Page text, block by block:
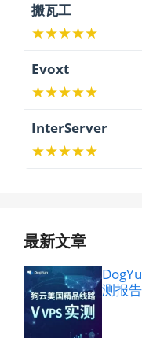
搬瓦工
★★★★★
Evoxt
★★★★★
InterServer
★★★★★
最新文章
测报